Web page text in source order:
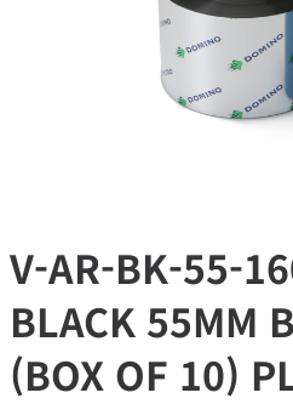
V-AR-BK-55-
BLACK 55MM
(BOX OF 10)